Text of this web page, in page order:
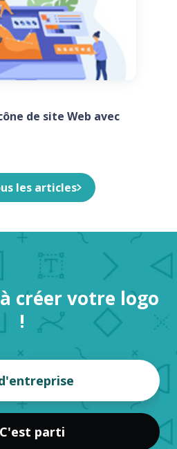
de site Web avec
les articles
créer votre logo
!
C'est parti